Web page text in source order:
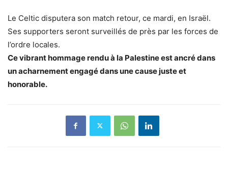
Le Celtic disputera son match retour, ce mardi, en Israël.
Ses supporters seront surveillés de près par les forces de
l’ordre locales.
Ce vibrant hommage rendu à la Palestine est ancré dans
un acharnement engagé dans une cause juste et
honorable.